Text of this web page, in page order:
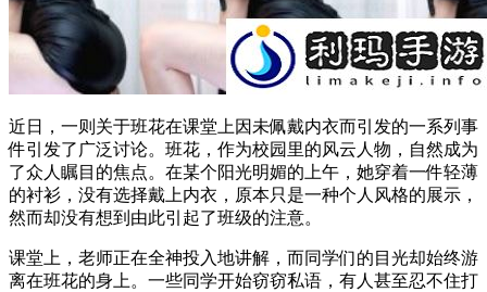
近日，一则关于班花在课堂上因未佩戴内衣而引发的一系列事
件引发了广泛讨论。班花，作为校园里的风云人物，自然成为
了众人瞩目的焦点。在某个阳光明媚的上午，她穿着一件轻薄
的衬衫，没有选择戴上内衣，原本只是一种个人风格的展示，
然而却没有想到由此引起了班级的注意。
课堂上，老师正在全神投入地讲解，而同学们的目光却始终游
离在班花的身上。一些同学开始窃窃私语，有人甚至忍不住打